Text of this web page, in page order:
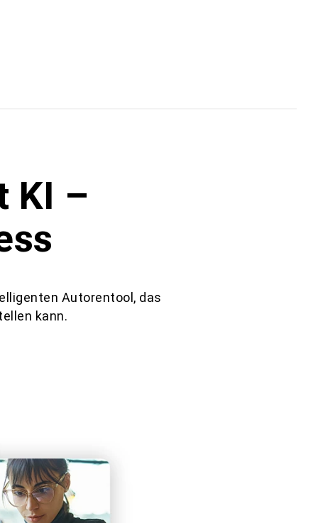
KI –
Autorentool, das
kann.